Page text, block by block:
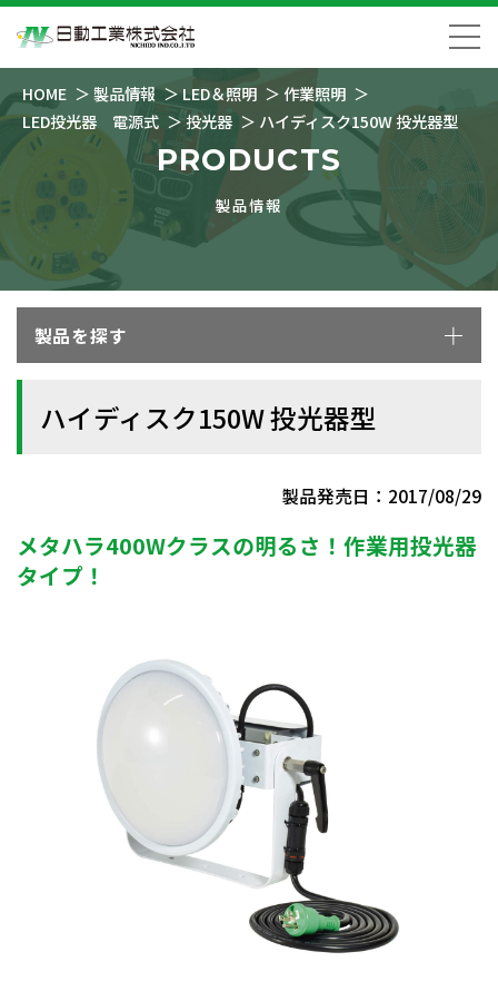
HOME 製品情報 LED＆照明
作業照明
LED投光器 電源式
投光器 ハイディスク150W 投光器型
PRODUCTS
製品情報
製品を探す
ハイディスク150W 投光器型
製品発売日：2017/08/29
メタハラ400Wクラスの明るさ！作業用投光器
タイプ！